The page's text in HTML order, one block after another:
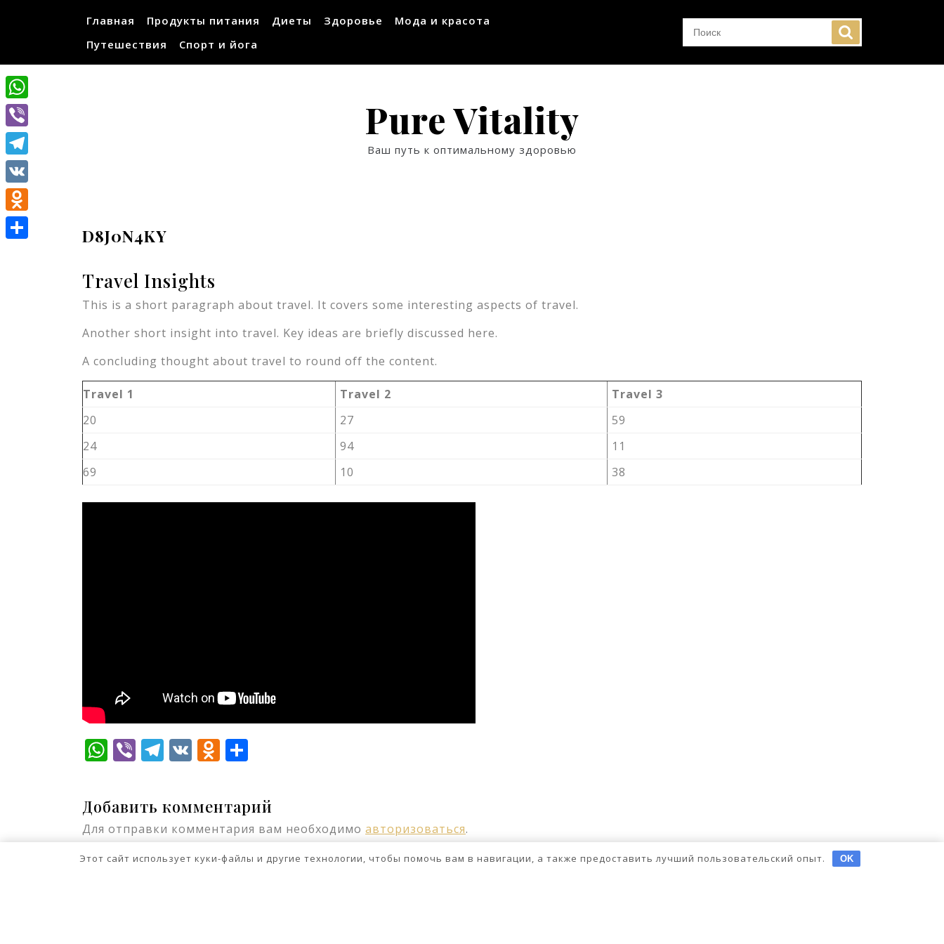
Главная Продукты питания Диеты Здоровье
Мода и красота
Путешествия
Спорт и йога
Pure Vitality
Ваш путь к оптимальному здоровью
D8J0N4KY
Travel Insights
This is a short paragraph about travel. It covers some interesting aspects of travel.
Another short insight into travel. Key ideas are briefly discussed here.
A concluding thought about travel to round off the content.
Travel 1 Travel 2
Travel 3
20
27
59
24
94
11
69
10 38
WhatsApp
ViberTelegram
VKOdnoklassniki
Добавить комментарий
Для отправки комментария вам необходимо авторизоваться.
WhatsApp
Viber
Telegram
VK
Odnoklassniki
Этот сайт использует куки-файлы и другие технологии, чтобы помочь вам в навигации, а также предоставить лучший пользовательский опыт. OK